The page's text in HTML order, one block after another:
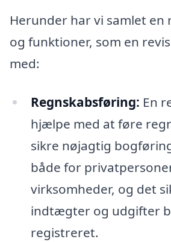
Herunder har vi samlet
og funktioner, som en
med:
Regnskabsføring: En
hjælpe med at føre
sikre nøjagtig
både for
virksomheder, og det
indtægter og udgifter
registreret.